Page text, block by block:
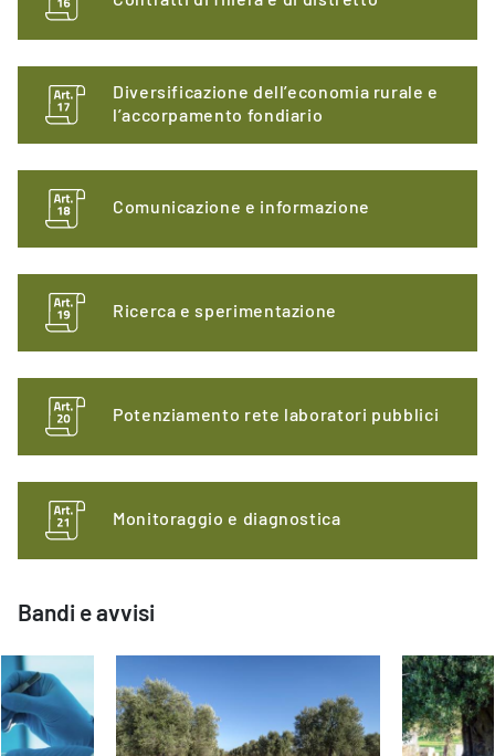
Diversificazione dell’economia rurale e
l’accorpamento fondiario
Comunicazione e informazione
Ricerca e sperimentazione
Potenziamento rete laboratori pubblici
Monitoraggio e diagnostica
Bandi e avvisi